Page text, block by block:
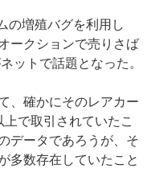
の増殖バグを利用し
ークションで売りさば
ットで話題となった。
、確かにそのレアカー
で取引されていたこ
データであろうが、そ
多数存在していたこと